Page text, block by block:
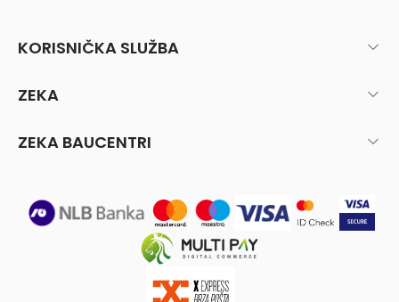
KORISNIČKA SLUŽBA
ZEKA
ZEKA BAUCENTRI